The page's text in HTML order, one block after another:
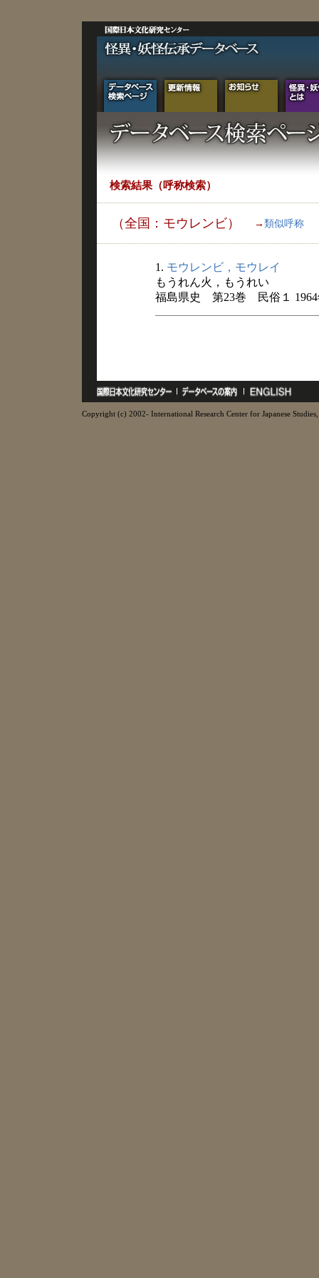
検索結果（呼称検索）
（全国：モウレンビ） → 類似呼称
1. モウレンビ，モウレイ
もうれん火，もうれい
福島県史 第23巻 民俗１ 1964
Copyright (c) 2002- International Research Center for Japanese